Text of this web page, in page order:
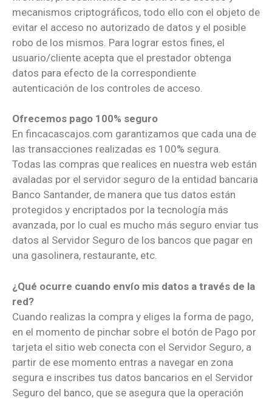
mecanismos criptográficos, todo ello con el objeto de
evitar el acceso no autorizado de datos y el posible
robo de los mismos. Para lograr estos fines, el
usuario/cliente acepta que el prestador obtenga
datos para efecto de la correspondiente
autenticación de los controles de acceso.
Ofrecemos pago 100% seguro
En fincacascajos.com garantizamos que cada una de
las transacciones realizadas es 100% segura.
Todas las compras que realices en nuestra web están
avaladas por el servidor seguro de la entidad bancaria
Banco Santander, de manera que tus datos están
protegidos y encriptados por la tecnología más
avanzada, por lo cual es mucho más seguro enviar tus
datos al Servidor Seguro de los bancos que pagar en
una gasolinera, restaurante, etc.
¿Qué ocurre cuando envío mis datos a través de la
red?
Cuando realizas la compra y eliges la forma de pago,
en el momento de pinchar sobre el botón de Pago por
tarjeta el sitio web conecta con el Servidor Seguro, a
partir de ese momento entras a navegar en zona
segura e inscribes tus datos bancarios en el Servidor
Seguro del banco, que se asegura que la operación